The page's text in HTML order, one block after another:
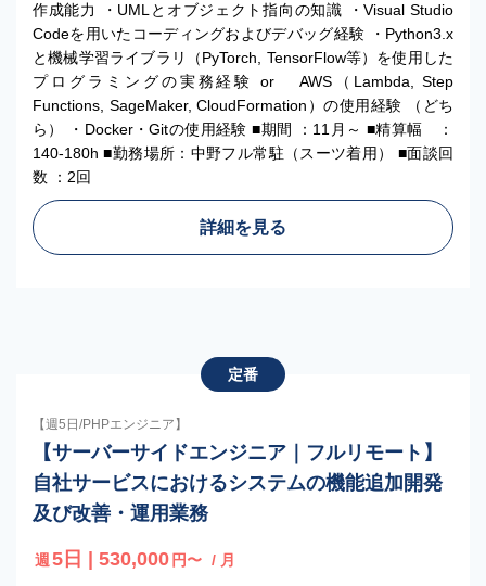
作成能力 ・UMLとオブジェクト指向の知識 ・Visual Studio
Codeを用いたコーディングおよびデバッグ経験 ・Python3.x
と機械学習ライブラリ（PyTorch, TensorFlow等）を使用した
プログラミングの実務経験 or AWS（Lambda, Step
Functions, SageMaker, CloudFormation）の使用経験 （どち
ら） ・Docker・Gitの使用経験 ■期間 ：11月～ ■精算幅 ：
140-180h ■勤務場所：中野フル常駐（スーツ着用） ■面談回
数 ：2回
詳細を見る
定番
【週5日/PHPエンジニア】
【サーバーサイドエンジニア｜フルリモート】
自社サービスにおけるシステムの機能追加開発
及び改善・運用業務
週 5日 | 530,000 円〜 / 月